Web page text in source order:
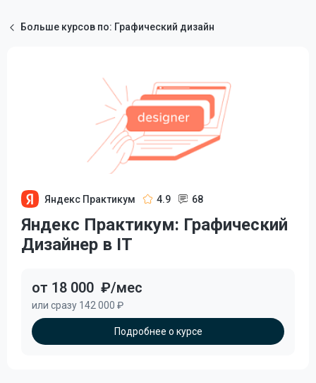
Больше курсов по: Графический дизайн
Яндекс Практикум 4.9 68
Яндекс Практикум: Графический
Дизайнер в IT
от 18 000 ₽/мес
или сразу 142 000 ₽
Подробнее о курсе